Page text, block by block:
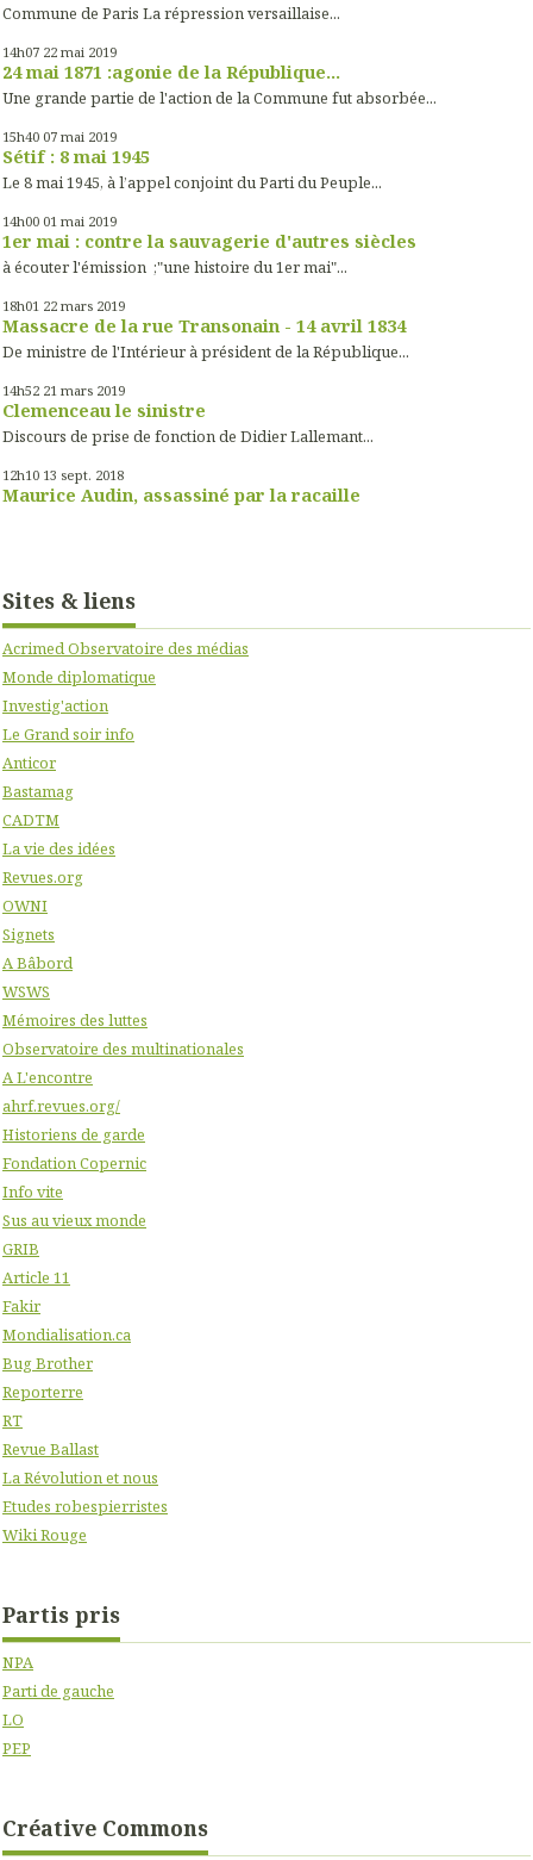
Commune de Paris La répression versaillaise...
14h07 22 mai 2019
24 mai 1871 :agonie de la République...
Une grande partie de l'action de la Commune fut absorbée...
15h40 07 mai 2019
Sétif : 8 mai 1945
Le 8 mai 1945, à l’appel conjoint du Parti du Peuple...
14h00 01 mai 2019
1er mai : contre la sauvagerie d'autres siècles
à écouter l'émission ;"une histoire du 1er mai"...
18h01 22 mars 2019
Massacre de la rue Transonain - 14 avril 1834
De ministre de l'Intérieur à président de la République...
14h52 21 mars 2019
Clemenceau le sinistre
Discours de prise de fonction de Didier Lallemant...
12h10 13 sept. 2018
Maurice Audin, assassiné par la racaille
Sites & liens
Acrimed Observatoire des médias
Monde diplomatique
Investig'action
Le Grand soir info
Anticor
Bastamag
CADTM
La vie des idées
Revues.org
OWNI
Signets
A Bâbord
WSWS
Mémoires des luttes
Observatoire des multinationales
A L'encontre
ahrf.revues.org/
Historiens de garde
Fondation Copernic
Info vite
Sus au vieux monde
GRIB
Article 11
Fakir
Mondialisation.ca
Bug Brother
Reporterre
RT
Revue Ballast
La Révolution et nous
Etudes robespierristes
Wiki Rouge
Partis pris
NPA
Parti de gauche
LO
PEP
Créative Commons